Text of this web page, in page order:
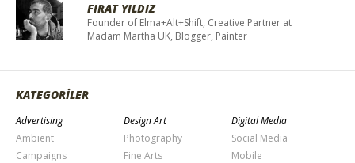
FIRAT YILDIZ
Founder of Elma+Alt+Shift, Creative Partner at
Madam Martha UK, Blogger, Painter
KATEGORİLER
Advertising
Ambient
Campaigns
Design Art
Photography
Fine Arts
Digital Media
Social Media
Mobile